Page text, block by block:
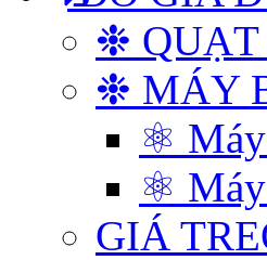
❉ QUẠT
❉ MÁY
⚛ Máy
⚛ Máy
GIÁ